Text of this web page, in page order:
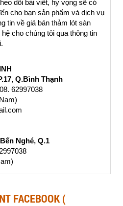
dõi bài viết, hy vọng sẽ có
cho bạn sản phẩm và dịch vụ
tin về giá bán thảm lót sàn
cho chúng tôi qua thông tin
Q.Bình Thạnh
62997038
Nghé, Q.1
FACEBOOK (